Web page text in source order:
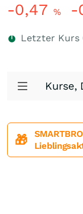
-0,47 % -
Letzter Kurs
Kurse,
🎁